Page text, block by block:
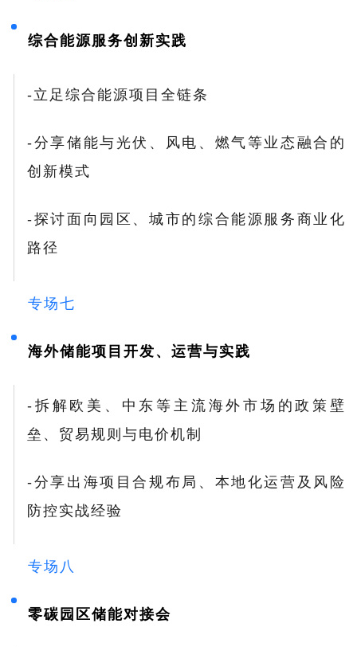
综合能源服务创新实践
-立足综合能源项目全链条
-分享储能与光伏、风电、燃气等业态融合的
创新模式
-探讨面向园区、城市的综合能源服务商业化
路径
专场七
海外储能项目开发、运营与实践
-拆解欧美、中东等主流海外市场的政策壁
垒、贸易规则与电价机制
-分享出海项目合规布局、本地化运营及风险
防控实战经验
专场八
零碳园区储能对接会